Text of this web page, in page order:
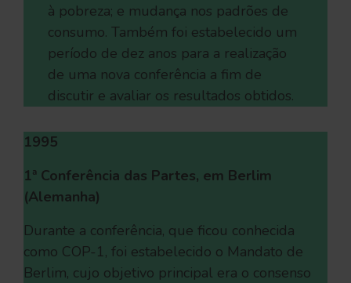
à pobreza; e mudança nos padrões de
consumo. Também foi estabelecido um
período de dez anos para a realização
de uma nova conferência a fim de
discutir e avaliar os resultados obtidos.
1995
1ª Conferência das Partes, em Berlim
(Alemanha)
Durante a conferência, que ficou conhecida
como COP-1, foi estabelecido o Mandato de
Berlim, cujo objetivo principal era o consenso